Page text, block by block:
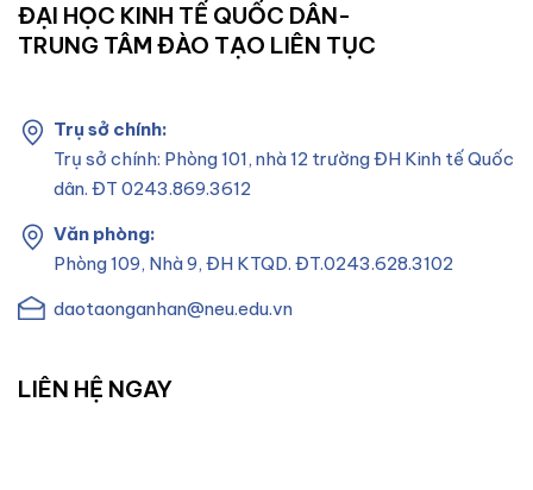
ĐẠI HỌC KINH TẾ QUỐC DÂN-
TRUNG TÂM ĐÀO TẠO LIÊN TỤC
Trụ sở chính:
Trụ sở chính: Phòng 101, nhà 12 trường ĐH Kinh tế Quốc
dân. ĐT 0243.869.3612
Văn phòng:
Phòng 109, Nhà 9, ĐH KTQD. ĐT.0243.628.3102
daotaonganhan@neu.edu.vn
LIÊN HỆ NGAY